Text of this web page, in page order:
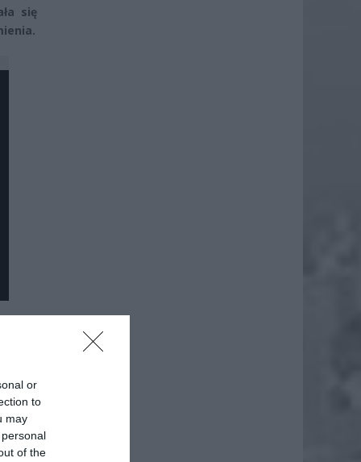
or
to
may
of the
się